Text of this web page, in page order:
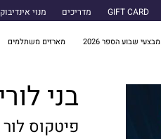
GIFT CARD מדריכים מנוי אינדיבוק
מבצעי שבוע הספר 2026 מארזים משתלמים
בני
פיטקוס לור